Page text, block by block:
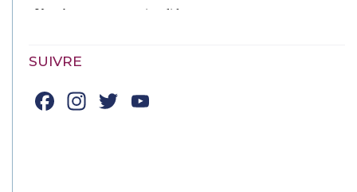
SUIVRE
Facebook
Instagram
Twitter